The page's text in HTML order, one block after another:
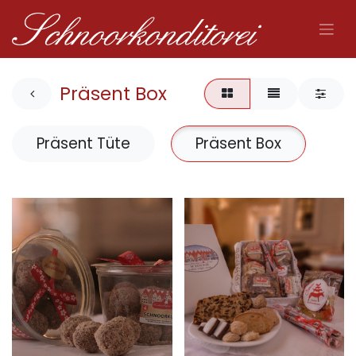
Präsent Box
Präsent Tüte Präsent Box